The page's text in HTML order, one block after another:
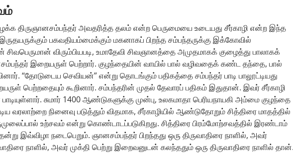
திருஞானசம்பந்தர் அவதரித்த தலம் என்ற பெருமையை உடையது சீர்காழி என்ற இந்த
பகவதியம்மைக்கும் மகனாகப் பிறந்த சம்பந்தருக்கு இக்கோவில்
விரும்பியபடி, உமாதேவி சிவஞானத்தை அமுதமாகக் குழைத்து பாலாகக்
இறையருள் பெற்றார். குழந்தையின் வாயில் பால் வழிவதைக் கண்ட தந்தை, பால்
“தோடுடைய செவியன்” என்று தொடங்கும் பதிகத்தை சம்பந்தர் பாடி பாலூட்டியது
பெற்றதையும் கூறினார். சம்பந்தரின் முதல் தேவாரப் பதிகம் இதுதான். இவர் சீர்காழி
சுமார் 1400 ஆண்டுகளுக்கு முன்பு, உலகமாதா பெரியநாயகி அம்மை குழந்தை
வரலாற்றை நினைவு படுத்தும் விதமாக, சீர்காழியில் ஆண்டுதோறும் சித்திரை மாதத்தில்
உற்சவம் என்று கொண்டாடப்படுகிறது. சித்திரை பிரம்மோற்சவத்தில் இரண்டாம்
இவ்விழா நடைபெறும். ஞானசம்பந்தர் பிறந்தது ஒரு திருவாதிரை நாளில், அவர்
நாளில், அவர் முக்தி பெற்று இறைவனுடன் கலந்ததும் ஒரு திருவாதிரை நாளில்